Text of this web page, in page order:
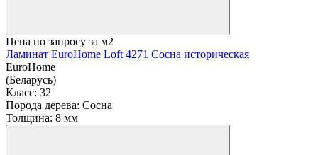
Цена по запросу за м2
Ламинат EuroHome Loft 4271 Сосна историческая
EuroHome
(Беларусь)
Класс: 32
Порода дерева: Сосна
Толщина: 8 мм